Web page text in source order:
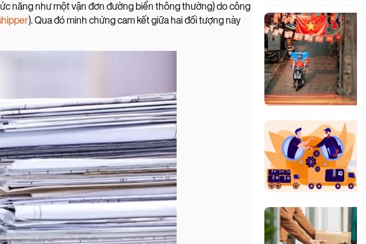
năng như một vận đơn đường biển thông thường) do công
). Qua đó minh chứng cam kết giữa hai đối tượng này